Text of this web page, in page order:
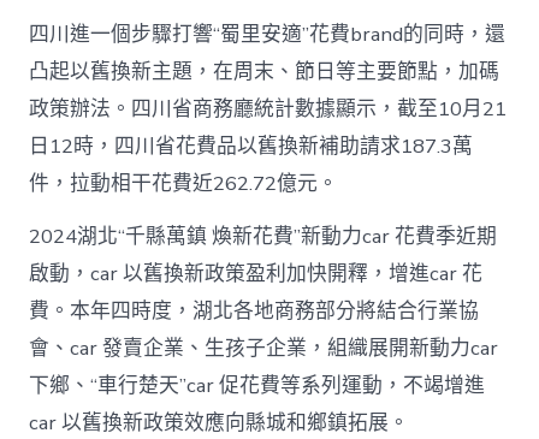
四川進一個步驟打響“蜀里安適”花費brand的同時，還
凸起以舊換新主題，在周末、節日等主要節點，加碼
政策辦法。四川省商務廳統計數據顯示，截至10月21
日12時，四川省花費品以舊換新補助請求187.3萬
件，拉動相干花費近262.72億元。
2024湖北“千縣萬鎮 煥新花費”新動力car 花費季近期
啟動，car 以舊換新政策盈利加快開釋，增進car 花
費。本年四時度，湖北各地商務部分將結合行業協
會、car 發賣企業、生孩子企業，組織展開新動力car
下鄉、“車行楚天”car 促花費等系列運動，不竭增進
car 以舊換新政策效應向縣城和鄉鎮拓展。